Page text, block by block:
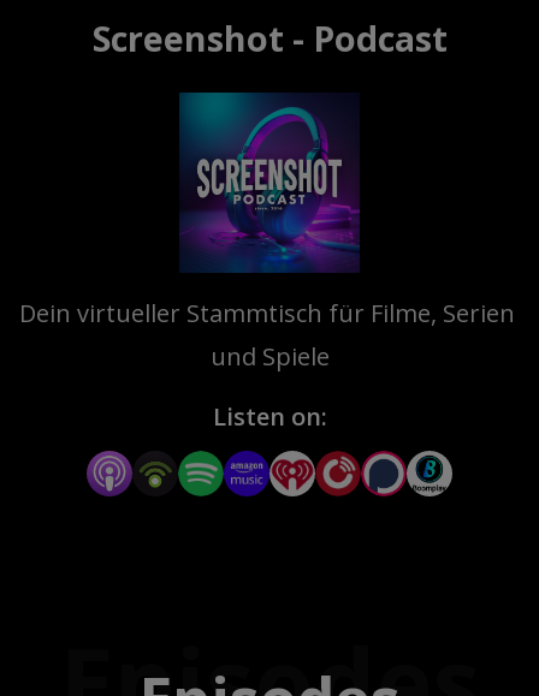
Screenshot - Podcast
Dein virtueller Stammtisch für Filme, Serien
und Spiele
Listen on: